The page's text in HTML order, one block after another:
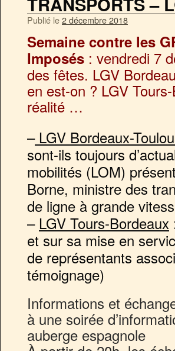
Publié le2 décembre 2018
Semaine contre les
Imposés : vendredi 7
des fêtes. LGV
en est-on ? LGV
réalité …
–LGV Bordeaux-
sont-ils toujours
mobilités (LOM)
Borne, ministre des
de ligne à grande
– LGV Tours-Bordeaux
et sur sa mise en
de représentants
témoignage)
Informations et
à une soirée
auberge espagnole